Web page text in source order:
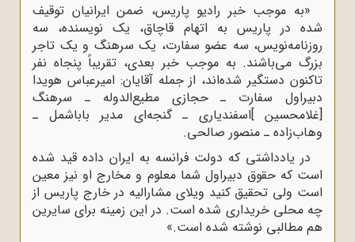
«به موجب خبر رادیو پاریس، ضمن ایرانیان توقیف
شده در پاریس به اتهام قاچاق، یک نویسنده، سه
روزنامه‌نویس، سه عضو سفارت، یک سرهنگ و یک تاجر
بزرگ مى‌باشند. به موجب خبر بعدى، تقریباً پنجاه نفر
تاکنون دستگیر شده‌اند، از جمله آقایان: امیرعباس هویدا
دبیراول سفارت ـ حجازى مطیع‌الدوله ـ سرهنگ
[غلامحسین ]اسفندیارى ـ گنجه‌اى مدیر باباشمل ـ
وهاب‌زاده ـ منصور صالحى.
در یادداشتى که دولت فرانسه به ایران داده قید شده
است که حقوق دبیراول شما معلوم و مخارج او نیز معین
است ولى تحقیق کنید ویلاى مشارالیه در خارج پاریس از
چه محلى خریدارى شده است. در این زمینه براى سایرین
هم مطالبى نوشته شده است.»